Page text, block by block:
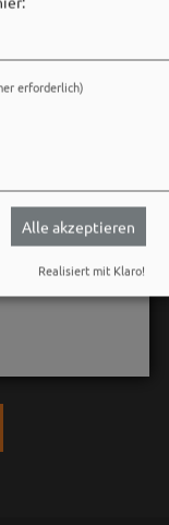
erforderlich)
Alle akzeptieren
Realisiert mit Klaro!